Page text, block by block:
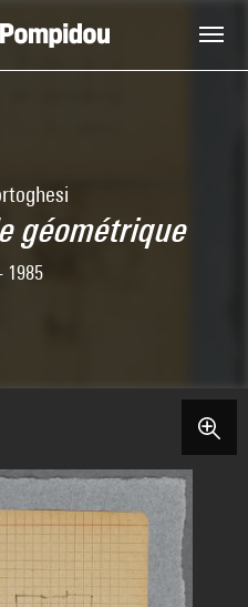
géométrique
1985